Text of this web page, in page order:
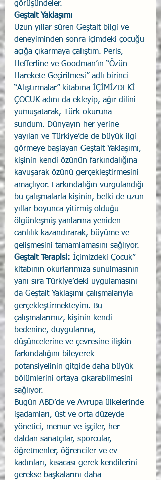
görüşündeler.
Geştalt Yaklaşımı
Uzun yıllar süren Geştalt bilgi ve
deneyiminden sonra içimdeki çocuğu
açığa çıkarmaya çalıştım. Perls,
Hefferline ve Goodman’ın “Özün
Harekete Geçirilmesi” adlı birinci
“Alıştırmalar” kitabına İÇİMİZDEKİ
ÇOCUK adını da ekleyip, ağır dilini
yumuşatarak, Türk okuruna
sundum. Dünyayın her yerine
yayılan ve Türkiye’de de büyük ilgi
görmeye başlayan Geştalt Yaklaşımı,
kişinin kendi özünün farkındalığına
kavuşarak özünü gerçekleştirmesini
amaçlıyor. Farkındalığın vurgulandığı
bu çalışmalarla kişinin, belki de uzun
yıllar boyunca yitirmiş olduğu
ölgünleşmiş yanlarına yeniden
canlılık kazandırarak, büyüme ve
gelişmesini tamamlamasını sağlıyor.
Geştalt Terapisi: İçimizdeki Çocuk”
kitabının okurlarımıza sunulmasının
yanı sıra Türkiye’deki uygulamasını
da Geştalt Yaklaşımı çalışmalarıyla
gerçekleştirmekteyim. Bu
çalışmalarımız, kişinin kendi
bedenine, duygularına,
düşüncelerine ve çevresine ilişkin
farkındalığını bileyerek
potansiyelinin gitgide daha büyük
bölümlerini ortaya çıkarabilmesini
sağlıyor.
Bugün ABD’de ve Avrupa ülkelerinde
işadamları, üst ve orta düzeyde
yönetici, memur ve işçiler, her
daldan sanatçılar, sporcular,
öğretmenler, öğrenciler ve ev
kadınları, kısacası gerek kendilerini
gerekse başkalarını daha